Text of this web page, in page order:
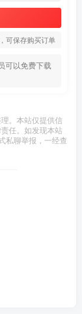
可保存购买订单
可以免费下载
。本站仅提供信
任。如发现本站
私聊举报，一经查